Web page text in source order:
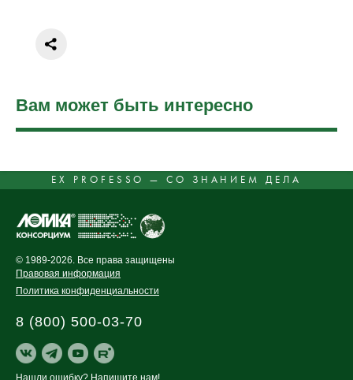
Вам может быть интересно
EX PROFESSO — СО ЗНАНИЕМ ДЕЛА
© 1989-2026. Все права защищены
Правовая информация
Политика конфиденциальности
8 (800) 500-03-70
Нашли ошибку? Напишите нам!